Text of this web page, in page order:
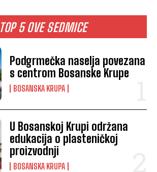
TOP 5 OVE SEDMICE
Podgrmečka naselja povezana
s centrom Bosanske Krupe
BOSANSKA KRUPA
U Bosanskoj Krupi održana
edukacija o plasteničkoj
proizvodnji
BOSANSKA KRUPA